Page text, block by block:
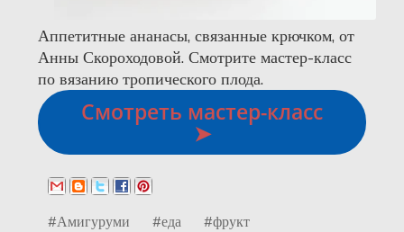
Аппетитные ананасы, связанные крючком, от
Анны Скороходовой. Смотрите мастер-класс
по вязанию тропического плода.
Смотреть мастер-класс
➤
#Амигуруми #еда #фрукт